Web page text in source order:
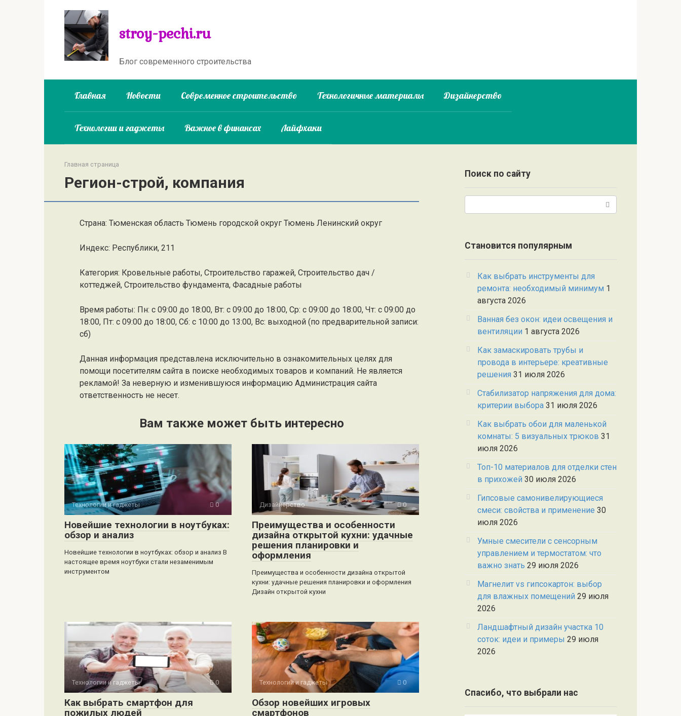
stroy-pechi.ru
Блог современного строительства
Главная Новости Современное строительство Технологичные материалы Дизайнерство
Технологии и гаджеты Важное в финансах Лайфхаки
Главная страница
Регион-строй, компания
Страна: Тюменская область Тюмень городской округ Тюмень Ленинский округ
Индекс: Республики, 211
Категория: Кровельные работы, Строительство гаражей, Строительство дач /
коттеджей, Строительство фундамента, Фасадные работы
Время работы: Пн: с 09:00 до 18:00, Вт: с 09:00 до 18:00, Ср: с 09:00 до 18:00, Чт: с 09:00 до
18:00, Пт: с 09:00 до 18:00, Сб: с 10:00 до 13:00, Вс: выходной (по предварительной записи:
сб)
Данная информация представлена исключительно в ознакомительных целях для
помощи посетителям сайта в поиске необходимых товаров и компаний. Не является
рекламой! За неверную и изменившуюся информацию Администрация сайта
ответственность не несет.
Вам также может быть интересно
Технологии и гаджеты 0
Новейшие технологии в ноутбуках:
обзор и анализ
Новейшие технологии в ноутбуках: обзор и анализ В
настоящее время ноутбуки стали незаменимым
инструментом
Дизайнерство 0
Преимущества и особенности
дизайна открытой кухни: удачные
решения планировки и
оформления
Преимущества и особенности дизайна открытой
кухни: удачные решения планировки и оформления
Дизайн открытой кухни
Технологии и гаджеты 0
Как выбрать смартфон для
пожилых людей
Технологии и гаджеты 0
Обзор новейших игровых
смартфонов
Поиск по сайту
Становится популярным
Как выбрать инструменты для
ремонта: необходимый минимум 1
августа 2026
Ванная без окон: идеи освещения и
вентиляции 1 августа 2026
Как замаскировать трубы и
провода в интерьере: креативные
решения 31 июля 2026
Стабилизатор напряжения для дома:
критерии выбора 31 июля 2026
Как выбрать обои для маленькой
комнаты: 5 визуальных трюков 31
июля 2026
Топ-10 материалов для отделки стен
в прихожей 30 июля 2026
Гипсовые самонивелирующиеся
смеси: свойства и применение 30
июля 2026
Умные смесители с сенсорным
управлением и термостатом: что
важно знать 29 июля 2026
Магнелит vs гипсокартон: выбор
для влажных помещений 29 июля
2026
Ландшафтный дизайн участка 10
соток: идеи и примеры 29 июля
2026
Спасибо, что выбрали нас